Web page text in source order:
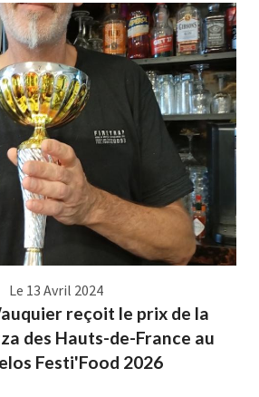
Le 13 Avril 2024
reçoit le prix de la
des Hauts-de-France au
Festi'Food 2026